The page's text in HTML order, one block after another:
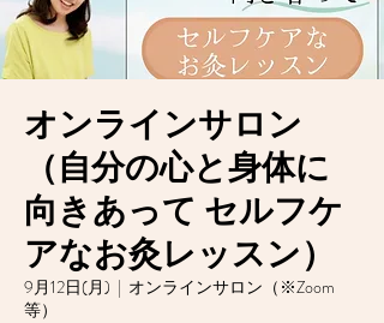
オンラインサロン
（自分の心と身体に
向きあって セルフケ
アなお灸レッスン）
9月12日(月)
  |
オンラインサロン（※Zoom
等）